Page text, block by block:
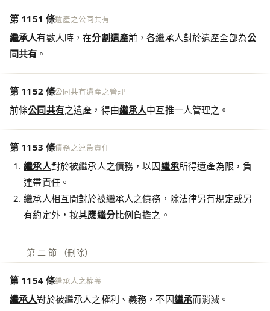
第 1151 條遺產之公同共有
繼承人有數人時，在分割遺產前，各繼承人對於遺產全部為公
同共有 。
第 1152 條公同共有遺產之管理
前條公同共有之遺產，得由繼承人中互推一人管理之。
第 1153 條債務之連帶責任
繼承人對於被繼承人之債務，以因繼承所得遺產為限，負
連帶責任。
繼承人相互間對於被繼承人之債務，除法律另有規定或另
有約定外，按其應繼分比例負擔之。
第 二 節 （刪除）
第 1154 條繼承人之權義
繼承人對於被繼承人之權利、義務，不因繼承而消滅。